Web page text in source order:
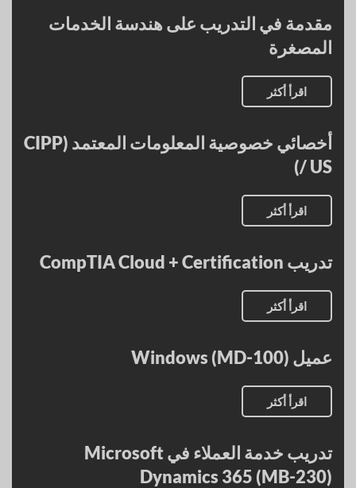
مقدمة في التدريب على هندسة الخدمات
المصغرة
اقرأ أكثر
أخصائي خصوصية المعلومات المعتمد (CIPP
/ US)
اقرأ أكثر
تدريب CompTIA Cloud + Certification
اقرأ أكثر
عميل Windows (MD-100)
اقرأ أكثر
تدريب خدمة العملاء في Microsoft
Dynamics 365 (MB-230)